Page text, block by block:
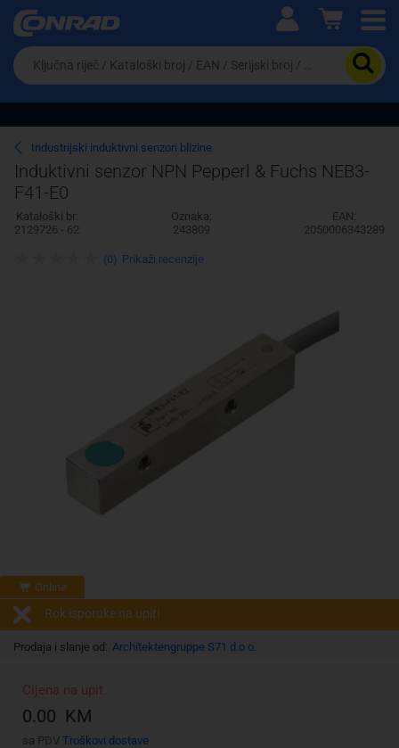
Ova postavka prilagođava asortiman proizvoda i
cijene vašim potrebama.
Pravno lice
Da
biste
potražili
proizvod,
unesite
ključnu
riječ,
kataloški
broj,
EAN
ili
Industrijski induktivni senzori blizine
Induktivni senzor NPN Pepperl & Fuchs NEB3-
F41-E0
Kataloški br:
2129726 - 62
Oznaka:
243809
EAN:
2050006343289
Online
Rok isporuke na upit!
Prodaja i slanje od: Architektengruppe S71 d.o.o.
Cijena na upit
0.00 KM
sa PDV Troškovi dostave
(0) Prikaži recenzije